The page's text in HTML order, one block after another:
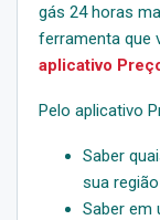
gás 24 horas
ferramenta que
aplicativo
Pelo aplicativo
Saber
sua região
Saber em